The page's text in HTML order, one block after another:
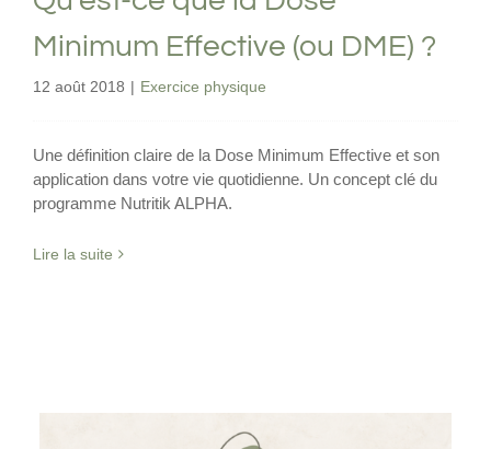
Minimum Effective (ou DME) ?
12 août 2018 | Exercice physique
Une définition claire de la Dose Minimum Effective et son
application dans votre vie quotidienne. Un concept clé du
programme Nutritik ALPHA.
Lire la suite